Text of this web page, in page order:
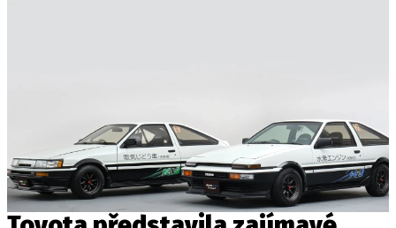
ETICKÝ KODEX
KONTAKT